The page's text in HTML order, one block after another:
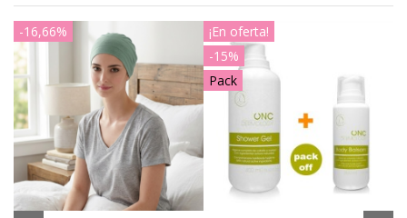
-16,66%
¡En oferta!
-15%
Pack